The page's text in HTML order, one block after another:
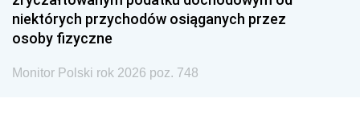
niektórych przychodów osiąganych przez
osoby fizyczne
Monitor Polski rok 2026 poz. 748